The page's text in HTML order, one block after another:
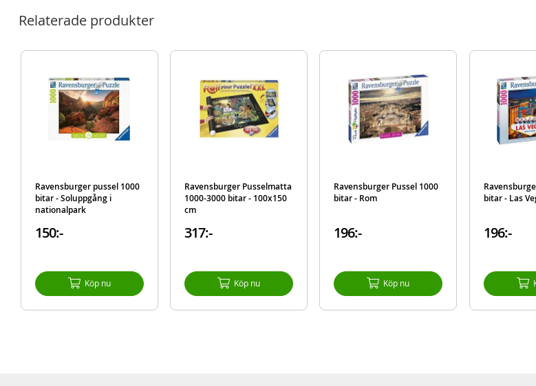
Relaterade produkter
Ravensburger pussel 1000
bitar - Soluppgång i
nationalpark
150:-
Köp nu
Ravensburger Pusselmatta
1000-3000 bitar - 100x150
cm
317:-
Köp nu
Ravensburger Pussel 1000
bitar - Rom
196:-
Köp nu
bitar - Las
196:-